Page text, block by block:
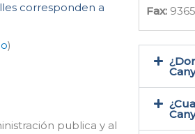
corresponden a
)
publica y al
Fax: